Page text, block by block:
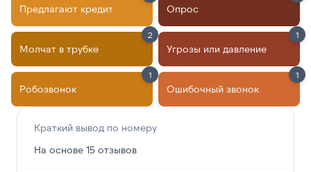
Предлагают кредит Опрос
Молчат в трубке
2
Угрозы или давление
1
Робозвонок
1
Ошибочный звонок
1
Краткий вывод по номеру
На основе 15 отзывов